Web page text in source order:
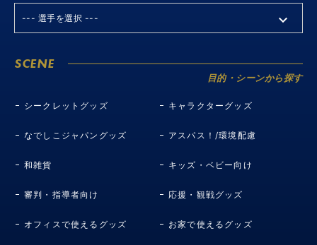
SCENE
目的・シーンから探す
シークレットグッズ キャラクターグッズ
なでしこジャパングッズ アスパス！/環境配慮
和雑貨 キッズ・ベビー向け
審判・指導者向け 応援・観戦グッズ
オフィスで使えるグッズ お家で使えるグッズ